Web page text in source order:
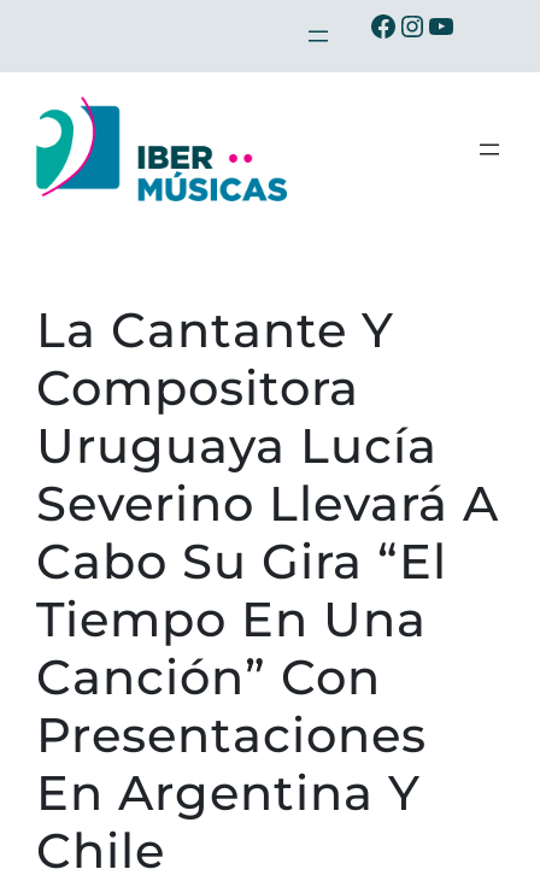
contenido
Ibermusicas en Facebook
Ibermusicas en Instagram
Ibermusicas en Youtube
La Cantante Y
Compositora
Uruguaya Lucía
Severino Llevará A
Cabo Su Gira “El
Tiempo En Una
Canción” Con
Presentaciones
En Argentina Y
Chile